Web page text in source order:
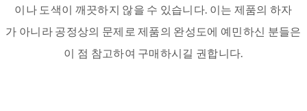
이나 도색이 깨끗하지 않을 수 있습니다. 이는 제품의 하자
가 아니라 공정상의 문제로 제품의 완성도에 예민하신 분들은
이 점 참고하여 구매하시길 권합니다.